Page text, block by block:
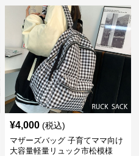
¥4,000 (税込)
マザーズバッグ 子育てママ向け
大容量軽量リュック市松模様